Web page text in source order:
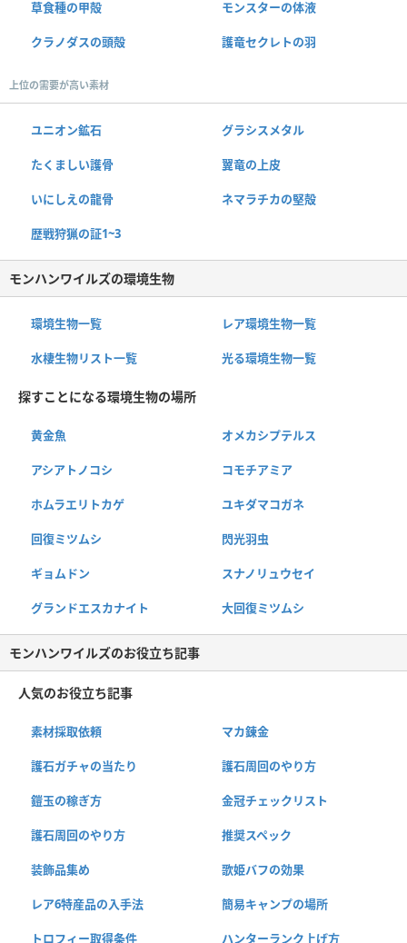
草食種の甲殻 モンスターの体液
クラノダスの頭殻 護竜セクレトの羽
上位の需要が高い素材
ユニオン鉱石 グラシスメタル
たくましい護骨 翼竜の上皮
いにしえの龍骨 ネマラチカの堅殻
歴戦狩猟の証1~3
モンハンワイルズの環境生物
環境生物一覧 レア環境生物一覧
水棲生物リスト一覧 光る環境生物一覧
探すことになる環境生物の場所
黄金魚 オメカシプテルス
アシアトノコシ コモチアミア
ホムラエリトカゲ ユキダマコガネ
回復ミツムシ 閃光羽虫
ギョムドン スナノリュウセイ
グランドエスカナイト 大回復ミツムシ
モンハンワイルズのお役立ち記事
人気のお役立ち記事
素材採取依頼 マカ錬金
護石ガチャの当たり 護石周回のやり方
鎧玉の稼ぎ方 金冠チェックリスト
護石周回のやり方 推奨スペック
装飾品集め 歌姫バフの効果
レア6特産品の入手法 簡易キャンプの場所
トロフィー取得条件 ハンターランク上げ方